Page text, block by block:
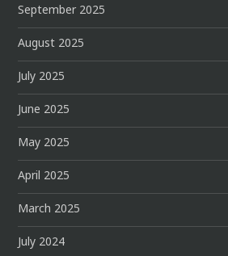
September 2025
August 2025
July 2025
June 2025
May 2025
April 2025
March 2025
July 2024